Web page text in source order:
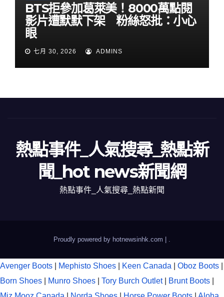
BTS拒參加葛萊美！8000萬點閱
影片遭默默下架 粉絲怒批：小心
眼
七月 30, 2026 ADMINS
熱點事件_人氣搜尋_熱點新
聞_hot news新聞網
熱點事件_人氣搜尋_熱點新聞
Proudly powered by hotnewsinhk.com |
Avenger Boots Mephisto Shoes Keen Canada Oboz Boots
Born Shoes
Munro Shoes Tory Burch Outlet Brunt Boots